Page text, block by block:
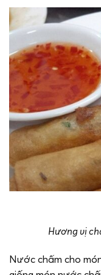
Hương vị
Nước chấm cho